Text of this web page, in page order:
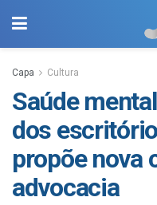
Capa Cultura
Saúde
dos
propõe nova
advocacia